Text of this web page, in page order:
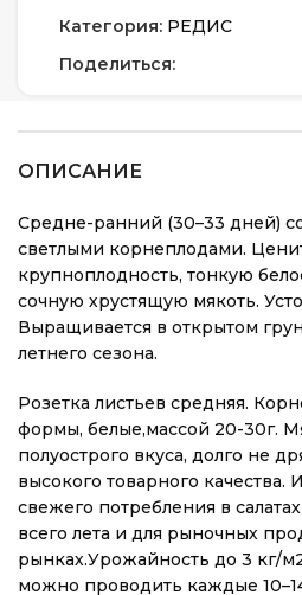
Категория: РЕДИС
Поделиться:
ОПИСАНИЕ
Средне-ранний (30–33 дней)
светлыми корнеплодами.
крупноплодность, тонкую
сочную хрустящую мякоть.
Выращивается в открытом
летнего сезона.
Розетка листьев средняя.
формы, белые,массой 20-30г.
полуострого вкуса, долго не
высокого товарного качества.
свежего потребления в
всего лета и для рыночных
рынках.Урожайность до 3 кг/
можно проводить каждые